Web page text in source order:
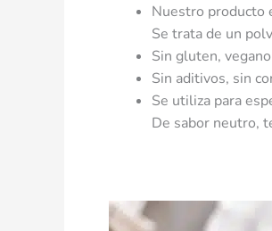
Nuestro producto
Se trata de un
Sin gluten,
Sin aditivos, sin
Se utiliza para
De sabor neutro,